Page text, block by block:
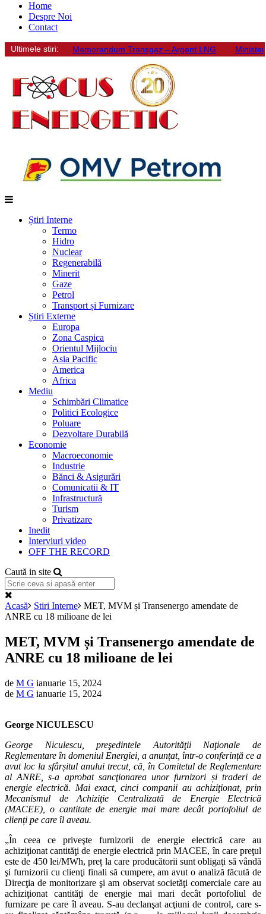
Home
Despre Noi
Contact
Ultimele stiri: Memorandum Transgaz – Argent LNG
Știri Interne
Termo
Hidro
Nuclear
Regenerabilă
Minerit
Gaze
Petrol
Transport și Furnizare
Știri Externe
Europa
Zona Caspica
Orientul Mijlociu
Asia Pacific
America
Africa
Mediu
Schimbări Climatice
Politici Ecologice
Poluare
Dezvoltare Durabilă
Economie
Macroeconomie
Industrie
Bănci & Asigurări
Comunicatii & IT
Infrastructură
Turism
Privatizare
Inedit
Interviuri video
OFF THE RECORD
Caută in site
Acasă Stiri Interne MET, MVM și Transenergo amendate de
ANRE cu 18 milioane de lei
MET, MVM și Transenergo amendate de
ANRE cu 18 milioane de lei
de M G ianuarie 15, 2024
de M G ianuarie 15, 2024
George NICULESCU
George Niculescu, preşedintele Autorităţii Naţionale de
Reglementare în domeniul Energiei, a anunțat, într-o conferință ce a
avut loc la sfârșitul anului trecut, că, în Comitetul de Reglementare
al ANRE, s-a aprobat sancţionarea unor furnizori și traderi de
energie electrică. Mai exact, cinci companii au achiziţionat, prin
Mecanismul de Achiziţie Centralizată de Energie Electrică
(MACEE), o cantitate de energie mai mare decât portofoliul de
clienți pe care îl aveau.
„În ceea ce priveşte furnizorii de energie electrică care au
achiziţionat cantităţi de energie electrică prin MACEE, în care preţul
este de 450 lei/MWh, preț la care producătorii sunt obligaţi să vândă
şi furnizorii cu clienţi finali să cumpere, am avut o analiză făcută de
Direcţia de monitorizare şi am observat societăţi comerciale care au
achiziţionat cantităţi de energie mai mari decât portofoliul de
furnizare pe care îl aveau. S-au declanşat acţiuni de control, care s-